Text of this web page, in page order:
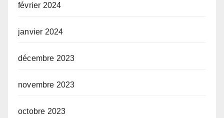
février 2024
janvier 2024
décembre 2023
novembre 2023
octobre 2023